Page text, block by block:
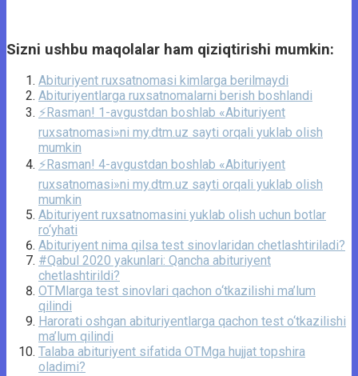
Sizni ushbu maqolalar ham qiziqtirishi mumkin:
Abituriyent ruxsatnomasi kimlarga berilmaydi
Abituriyentlarga ruxsatnomalarni berish boshlandi
⚡️Rasman! 1-avgustdan boshlab «Abituriyent
ruxsatnomasi»ni my.dtm.uz sayti orqali yuklab olish
mumkin
⚡️Rasman! 4-avgustdan boshlab «Abituriyent
ruxsatnomasi»ni my.dtm.uz sayti orqali yuklab olish
mumkin
Abituriyent ruxsatnomasini yuklab olish uchun botlar
ro‘yhati
Abituriyent nima qilsa test sinovlaridan chetlashtiriladi?
#Qabul 2020 yakunlari: Qancha abituriyent
chetlashtirildi?
OTMlarga test sinovlari qachon o‘tkazilishi ma’lum
qilindi
Harorati oshgan abituriyentlarga qachon test o‘tkazilishi
ma’lum qilindi
Talaba abituriyent sifatida OTMga hujjat topshira
oladimi?